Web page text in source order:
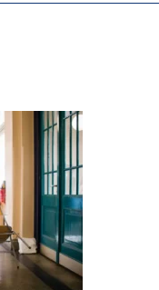
DIE VERSTÄRKTE